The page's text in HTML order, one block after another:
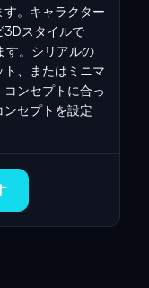
。キャラクター
3Dスタイルで
す。シリアルの
、またはミニマ
ンセプトに合っ
セプトを設定